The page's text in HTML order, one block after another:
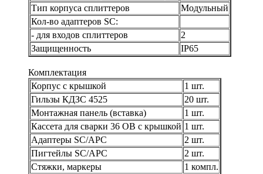
Тип корпуса сплиттеров
Модульный
Кол-во адаптеров SC:
- для входов сплиттеров
2
Защищенность
IP65
Комплектация
Корпус с крышкой
1 шт.
Гильзы КДЗС 4525
20 шт.
Монтажная панель (вставка)
1 шт.
Кассета для сварки 36 ОВ с крышкой 1 шт.
Адаптеры SC/APC
2 шт.
Пигтейлы SC/APC
2 шт.
Стяжки, маркеры
1 компл.